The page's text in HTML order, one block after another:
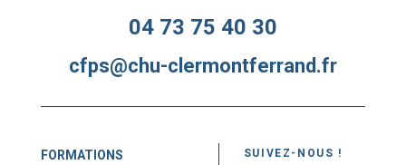
04 73 75 40 30
cfps@chu-clermontferrand.fr
FORMATIONS
SUIVEZ-NOUS !